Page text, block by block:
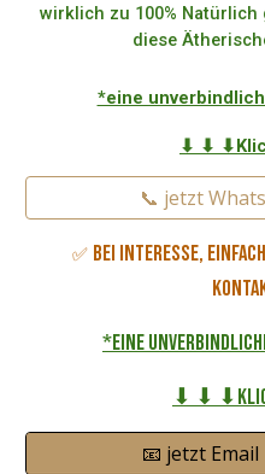
wirklich zu 100%
diese
*eine
⬇ ⬇
📞 jetzt
✅ Bei Interesse,
*eine
⬇ ⬇
📧 jetzt Email